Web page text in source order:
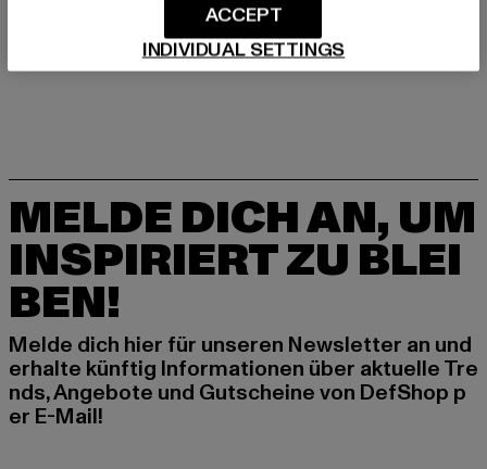
LIEFERUNG & RÜCKGABE
MELDE DICH AN, UM
INSPIRIERT ZU BLEI
BEN!
Melde dich hier für unseren Newsletter an und
erhalte künftig Informationen über aktuelle Tre
nds, Angebote und Gutscheine von DefShop p
er E-Mail!
INDIVIDUAL SETTINGS
ACCEPT